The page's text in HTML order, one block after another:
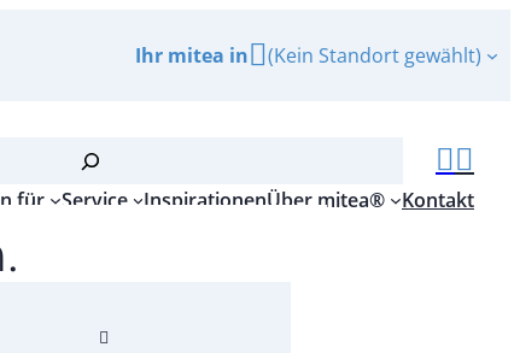
Ihr mitea in (Kein Standort gewählt)
für Service InspirationenÜber mitea® Kontakt